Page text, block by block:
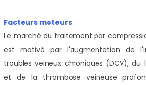
Facteurs moteurs
Le marché du traitement par
est motivé par l'augmentation de
troubles veineux chroniques (DCV), du
et de la thrombose veineuse